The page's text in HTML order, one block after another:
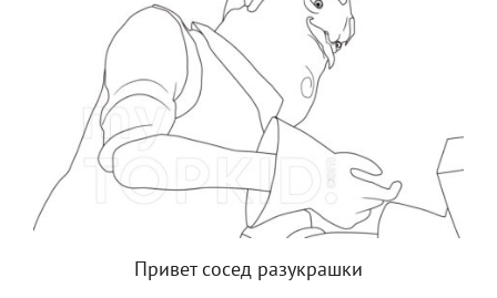
Привет сосед разукрашки